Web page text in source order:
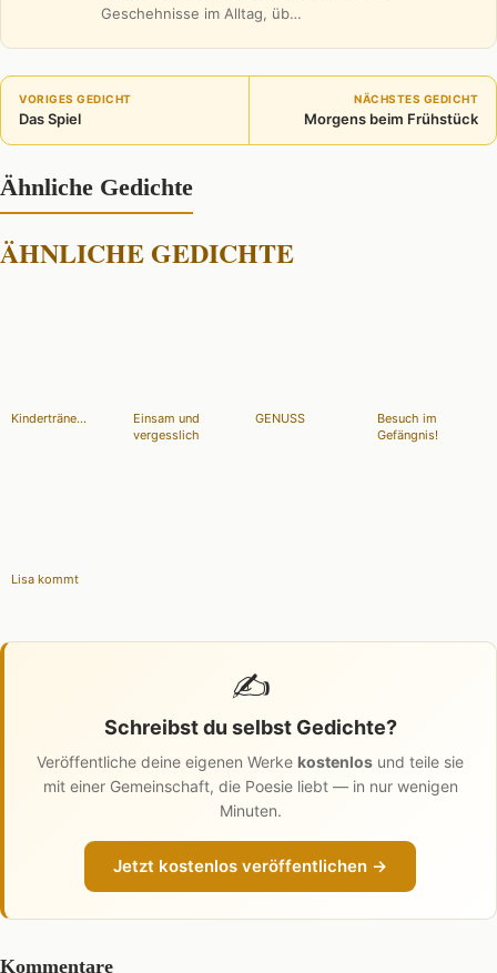
Geschehnisse im Alltag, üb…
VORIGES GEDICHT
Das Spiel
NÄCHSTES GEDICHT
Morgens beim Frühstück
Ähnliche Gedichte
ÄHNLICHE GEDICHTE
Kinderträne...
Einsam und
vergesslich
GENUSS
Besuch im
Gefängnis!
Lisa kommt
✍️
Schreibst du selbst Gedichte?
Veröffentliche deine eigenen Werke kostenlos und teile sie
mit einer Gemeinschaft, die Poesie liebt — in nur wenigen
Minuten.
Jetzt kostenlos veröffentlichen →
Kommentare